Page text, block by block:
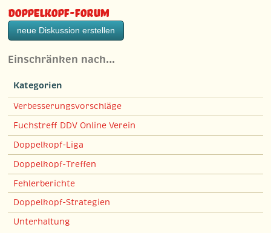
Doppelkopf-Forum
neue Diskussion erstellen
Einschränken nach…
Kategorien
Verbesserungsvorschläge
Fuchstreff DDV Online Verein
Doppelkopf-Liga
Doppelkopf-Treffen
Fehlerberichte
Doppelkopf-Strategien
Unterhaltung